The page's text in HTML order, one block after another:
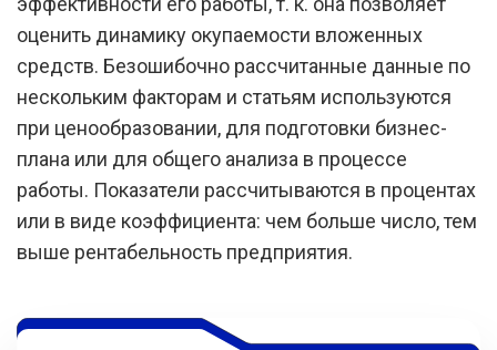
оценить динамику окупаемости вложенных
средств. Безошибочно рассчитанные данные по
нескольким факторам и статьям используются
при ценообразовании, для подготовки бизнес-
плана или для общего анализа в процессе
работы. Показатели рассчитываются в процентах
или в виде коэффициента: чем больше число, тем
выше рентабельность предприятия.